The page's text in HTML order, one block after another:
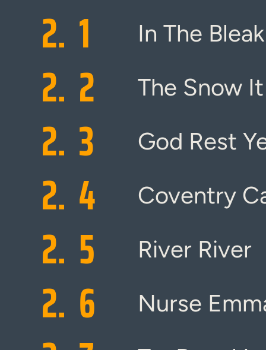
2. 1 In The
2. 2 The Snow
2. 3 God Rest
2. 4 Coventry
2. 5 River River
2. 6 Nurse